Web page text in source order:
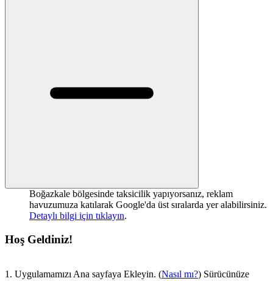
Boğazkale bölgesinde taksicilik yapıyorsanız, reklam
havuzumuza katılarak Google'da üst sıralarda yer alabilirsiniz.
Detaylı bilgi için tıklayın.
Hoş Geldiniz!
1. Uygulamamızı Ana sayfaya Ekleyin. (Nasıl mı?) Sürücünüze